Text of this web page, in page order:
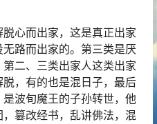
心而出家，这是真正出家
路而出家的。第三类是厌
二、三类出家人这类出家
，有的也是混日子，最后
波旬魔王的子孙转世，他
篡改经书，乱讲佛法，混